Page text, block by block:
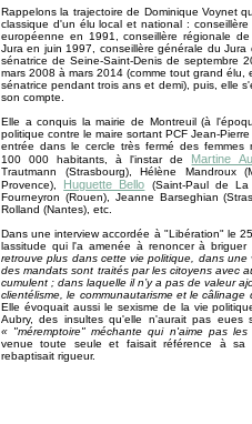
Rappelons la trajectoire de Dominique Voynet
classique d'un élu local et national :
européenne en 1991, conseillère régionale
Jura en juin 1997, conseillère générale du
sénatrice de Seine-Saint-Denis de septembre
mars 2008 à mars 2014 (comme tout grand
sénatrice pendant trois ans et demi), puis, elle
son compte.
Elle a conquis la mairie de Montreuil (à
politique contre le maire sortant PCF Jean-
entrée dans le cercle très fermé des
100 000 habitants, à l'instar de Martine
Trautmann (Strasbourg), Hélène Mandroux
Provence), Huguette Bello (Saint-Paul de La
Fourneyron (Rouen), Jeanne Barseghian
Rolland (Nantes), etc.
Dans une interview accordée à "Libération" le
lassitude qui l'a amenée à renoncer à
retrouve plus dans cette vie politique, dans
des mandats sont traités par les citoyens avec
cumulent ; dans laquelle il n’y a pas de valeur
clientélisme, le communautarisme et le
Elle évoquait aussi le sexisme de la vie
Aubry, des insultes qu'elle n'aurait pas
« "méremptoire" méchante qui n'aime pas
venue toute seule et faisait référence à sa
rebaptisait rigueur.